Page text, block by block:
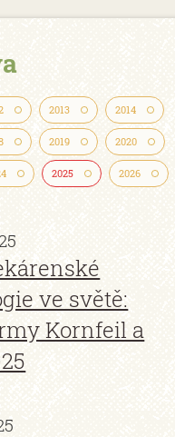
2013 2014
2019 2020
2025 2026
ve světě:
Kornfeil a